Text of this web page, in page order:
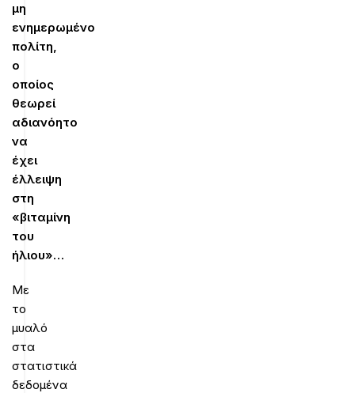
μη
ενημερωμένο
πολίτη,
ο
οποίος
θεωρεί
αδιανόητο
να
έχει
έλλειψη
στη
«βιταμίνη
του
ήλιου»…
Με
το
μυαλό
στα
στατιστικά
δεδομένα